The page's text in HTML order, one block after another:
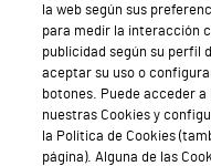
la web según sus
para medir la interacción
publicidad según su perfil
aceptar su uso o
botones. Puede acceder
nuestras Cookies y
la Política de Cookies
página). Alguna de las